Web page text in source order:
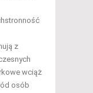
z
wciąż
osób